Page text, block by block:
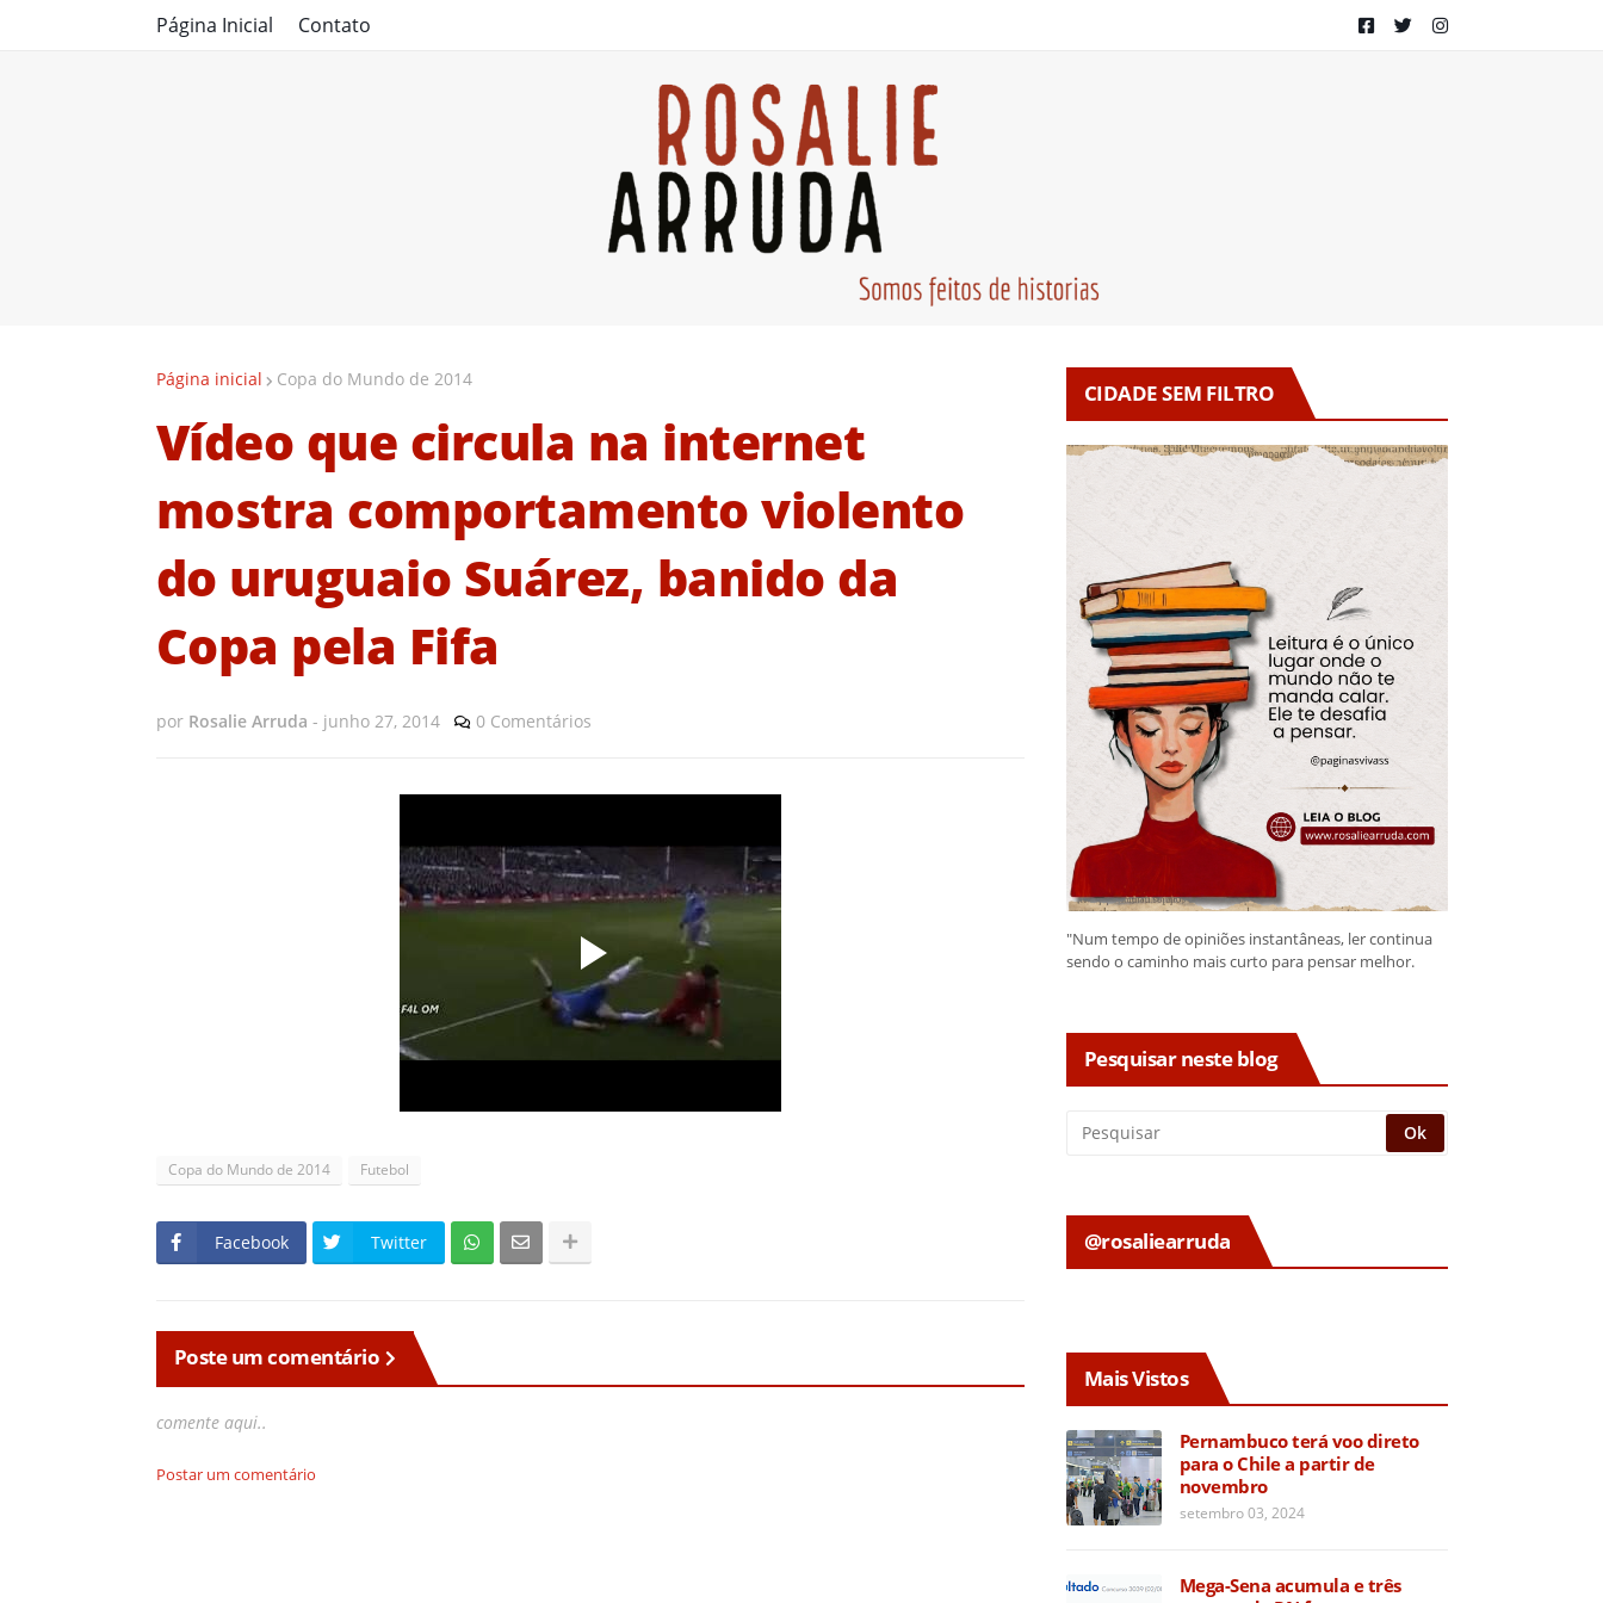
Página Inicial Contato
Página inicial Copa do Mundo de 2014
Vídeo que circula na internet
mostra comportamento violento
do uruguaio Suárez, banido da
Copa pela Fifa
por Rosalie Arruda - junho 27, 2014 0 Comentários
Copa do Mundo de 2014 Futebol
Facebook Twitter
Poste um comentário
comente aqui..
Postar um comentário
CIDADE SEM FILTRO
"Num tempo de opiniões instantâneas, ler continua
sendo o caminho mais curto para pensar melhor.
Pesquisar neste blog
@rosaliearruda
Mais Vistos
Pernambuco terá voo direto
para o Chile a partir de
novembro
setembro 03, 2024
Mega-Sena acumula e três